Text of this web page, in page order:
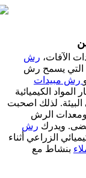
الآفات، رش
التي يسمح رش
رش مبيدات
الكيميائية
لذلك اصحبت
ومعدات الرش
ويدرك رش
الزراعي أثناء
بنشاط مع